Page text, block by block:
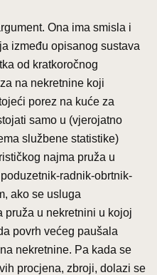
Ona ima smisla i
između opisanog sustava
od kratkoročnog
na nekretnine koji
porez na kuće za
samo u (vjerojatno
službene statistike)
najma pruža u
radnik-obrtnik-
ako se usluga
pruža u nekretnini u kojoj
povrh većeg paušala
nekretnine. Pa kada se
procjena, zbroji, dolazi se